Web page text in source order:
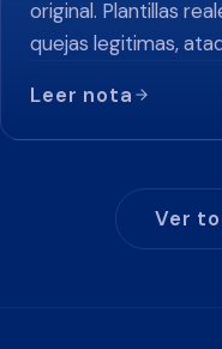
original. Plantillas
quejas legitimas,
Leer nota
Ver